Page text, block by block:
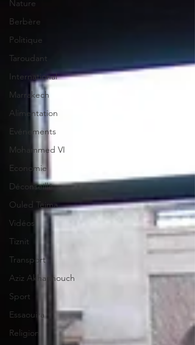
Nature
Berbère
Politique
Taroudant
International
Marrakech
Alimentation
Evénements
Mohammed VI
Economie
Déconseillé
Ouled Teima
Vidéos
Tiznit
Transport
Aziz Akhannouch
Sport
Essaouira
Religion